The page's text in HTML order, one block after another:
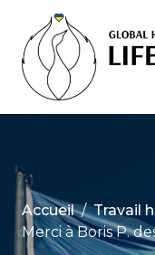
content
Accueil
Travail
Merci à Boris P.